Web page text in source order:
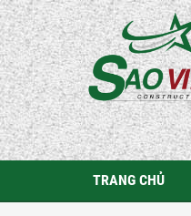
TRANG CHỦ